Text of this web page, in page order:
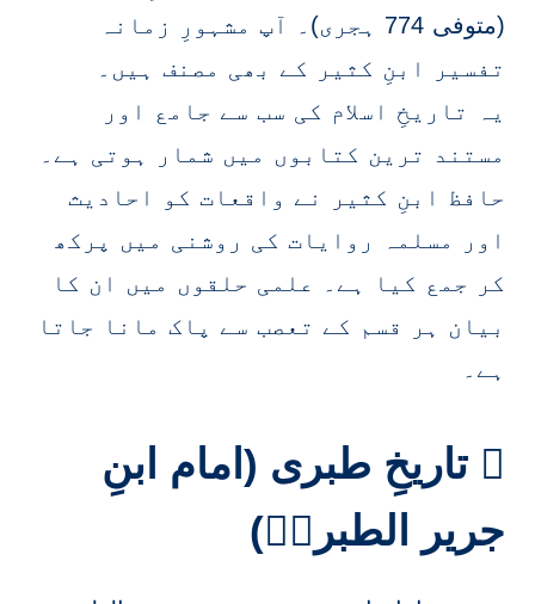
(متوفی 774 ہجری)۔ آپ مشہورِ زمانہ
تفسیر ابنِ کثیر کے بھی مصنف ہیں۔
یہ تاریخِ اسلام کی سب سے جامع اور
مستند ترین کتابوں میں شمار ہوتی ہے۔
حافظ ابنِ کثیر نے واقعات کو احادیث
اور مسلمہ روایات کی روشنی میں پرکھ
کر جمع کیا ہے۔ علمی حلقوں میں ان کا
بیان ہر قسم کے تعصب سے پاک مانا جاتا
ہے۔
۔ تاریخِ طبری (امام ابنِ
جریر الطبریؒ)